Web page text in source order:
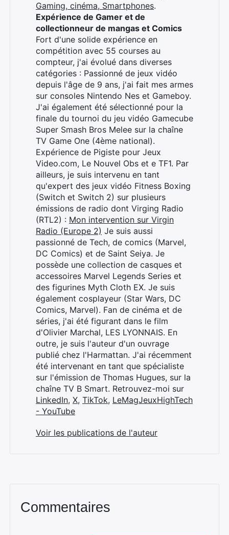
Gaming, cinéma, Smartphones.
Expérience de Gamer et de
collectionneur de mangas et Comics
Fort d'une solide expérience en
compétition avec 55 courses au
compteur, j'ai évolué dans diverses
catégories : Passionné de jeux vidéo
depuis l'âge de 9 ans, j'ai fait mes armes
sur consoles Nintendo Nes et Gameboy.
J'ai également été sélectionné pour la
finale du tournoi du jeu vidéo Gamecube
Super Smash Bros Melee sur la chaîne
TV Game One (4ème national).
Expérience de Pigiste pour Jeux
Video.com, Le Nouvel Obs et e TF1. Par
ailleurs, je suis intervenu en tant
qu'expert des jeux vidéo Fitness Boxing
(Switch et Switch 2) sur plusieurs
émissions de radio dont Virging Radio
(RTL2) : Mon intervention sur Virgin
Radio (Europe 2) Je suis aussi
passionné de Tech, de comics (Marvel,
DC Comics) et de Saint Seiya. Je
possède une collection de casques et
accessoires Marvel Legends Series et
des figurines Myth Cloth EX. Je suis
également cosplayeur (Star Wars, DC
Comics, Marvel). Fan de cinéma et de
séries, j'ai été figurant dans le film
d'Olivier Marchal, LES LYONNAIS. En
outre, je suis l'auteur d'un ouvrage
publié chez l'Harmattan. J'ai récemment
été intervenant en tant que spécialiste
sur l'émission de Thomas Hugues, sur la
chaîne TV B Smart. Retrouvez-moi sur
LinkedIn, X, TikTok, LeMagJeuxHighTech
- YouTube
Voir les publications de l'auteur
Commentaires